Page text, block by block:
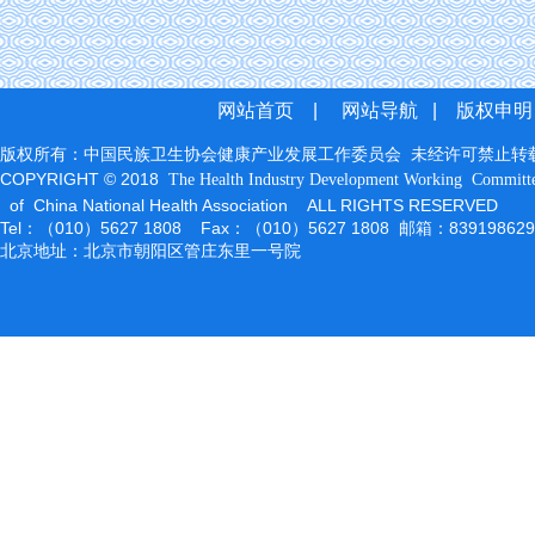
版权所有：中国民族卫生协会健康产业发展工作委员会 未经许可禁止转
COPYRIGHT © 2018 The Health Industry Development Working
of China National Health Association ALL RIGHTS RESERVED
Tel：（010）5627 1808 Fax：（010）5627 1808 邮箱：
北京地址：北京市朝阳区管庄东里一号院
网站首页 网站导航 版权申明